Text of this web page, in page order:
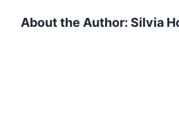
About the Author: Silvia